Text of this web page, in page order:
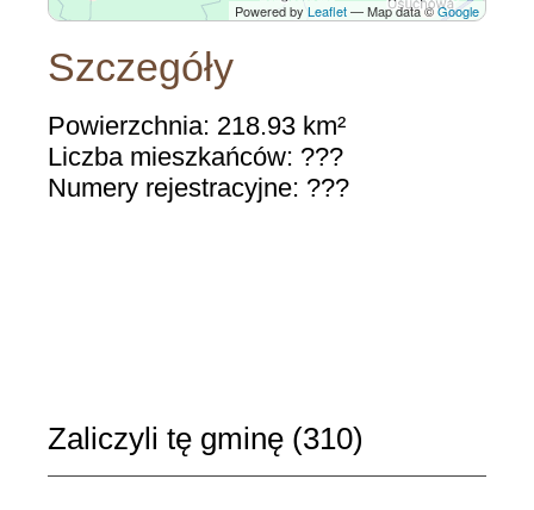
Powered by Leaflet— Map data ©Google
Szczegóły
Powierzchnia: 218.93 km²
Liczba mieszkańców: ???
Numery rejestracyjne: ???
Zaliczyli tę gminę (310)